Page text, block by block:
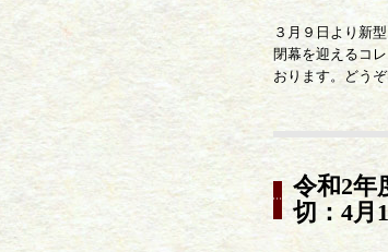
３月９日より新
閉幕を迎えるコ
おります。どう
令和2
切：4月